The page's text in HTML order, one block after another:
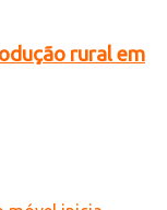
rural em